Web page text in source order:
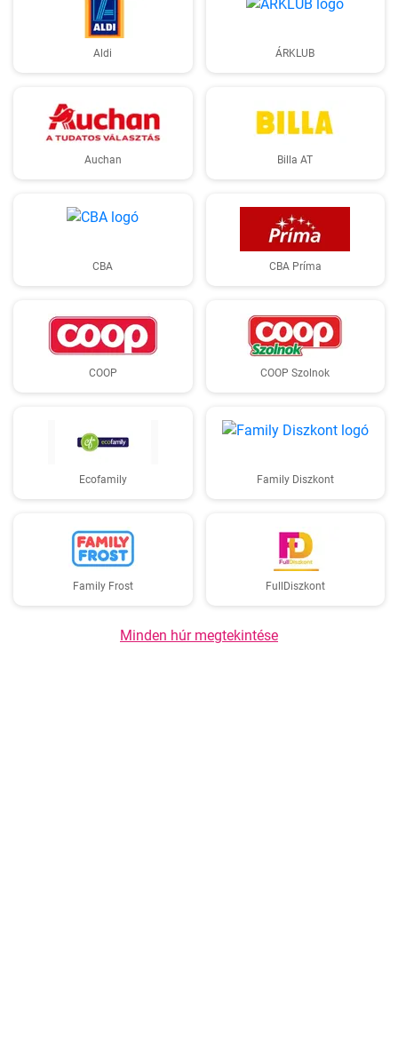
Aldi ÁRKLUB
Auchan Billa AT
CBA CBA Príma
COOP COOP Szolnok
Ecofamily Family Diszkont
Family Frost FullDiszkont
Minden húr megtekintése